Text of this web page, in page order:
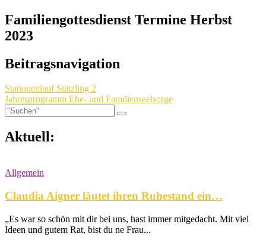
Familiengottesdienst Termine Herbst
2023
Beitragsnavigation
Stationenlauf Stätzling 2
Jahresprogramm Ehe- und Familienseelsorge
Aktuell:
Allgemein
Claudia Aigner läutet ihren Ruhestand ein…
„Es war so schön mit dir bei uns, hast immer mitgedacht. Mit viel
Ideen und gutem Rat, bist du ne Frau...